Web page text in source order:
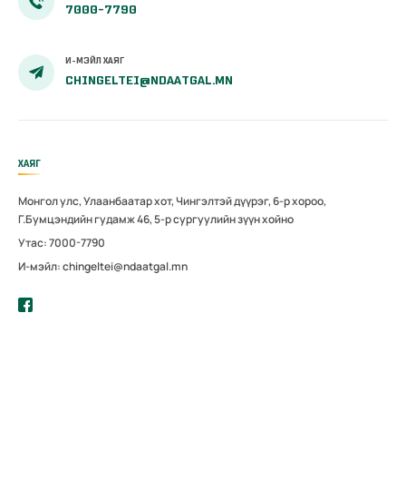
7000-7790
И-МЭЙЛ ХАЯГ
CHINGELTEI@NDAATGAL.MN
ХАЯГ
Монгол улс, Улаанбаатар хот, Чингэлтэй дүүрэг, 6-р хороо,
Г.Бумцэндийн гудамж 46, 5-р сургуулийн зүүн хойно
Утас: 7000-7790
И-мэйл: chingeltei@ndaatgal.mn